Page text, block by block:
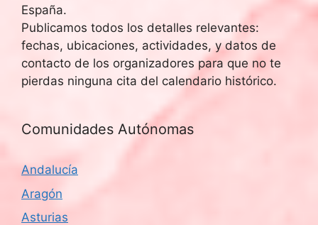
España.
Publicamos todos los detalles relevantes:
fechas, ubicaciones, actividades, y datos de
contacto de los organizadores para que no te
pierdas ninguna cita del calendario histórico.
Comunidades Autónomas
Andalucía
Aragón
Asturias